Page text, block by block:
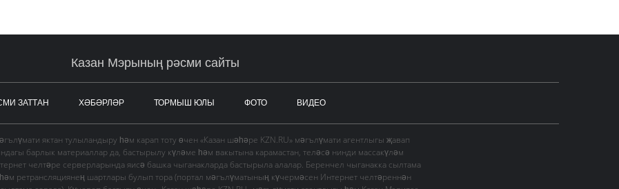
Казан Мэрының рәсми сайты
ЗАТТАН ХӘБӘРЛӘР ТОРМЫШ ЮЛЫ ФОТО ВИДЕО
яктан тулыландыру һәм карап тоту өчен «Казан шәһәре KZN.RU» мәгълүмати агентлыгы җавап
барлык материаллар да, бастырылу күләме һәм вакытына карамастан, теләсә нинди массакүләм
челтәре серверларында яисә башка чыганакларда бастырыла алалар. Беренчел чыганакка сылтама
ретрансляциянең шартлары булып тора (портал мәгълүматының күчермәсен Интернет челтәреннән